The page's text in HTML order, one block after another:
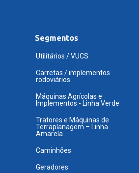
Segmentos
Utilitários / VUCS
Carretas / implementos
rodoviários
Máquinas Agrícolas e
Implementos - Linha Verde
Tratores e Máquinas de
Terraplanagem – Linha
Amarela
Caminhões
Geradores